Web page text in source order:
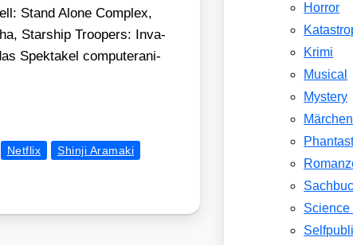
Stand Alo­ne Com­plex,
Star­ship Tro­o­pers: Inva­
Spek­ta­kel com­pu­ter­ani­
Netflix
Shinji Aramaki
Horror
Krimi
Musical
Mystery
Märchen
Science